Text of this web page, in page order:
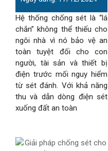
Hệ thống chống sét là “lá
chắn” không thể thiếu cho
ngôi nhà vì nó bảo vệ an
toàn tuyệt đối cho con
người, tài sản và thiết bị
điện trước mối nguy hiểm
từ sét đánh. Với khả năng
thu và dẫn dòng điện sét
xuống đất an toàn